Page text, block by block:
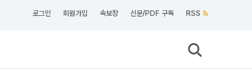
로그인 회원가입 속보창 신문/PDF 구독 RSS